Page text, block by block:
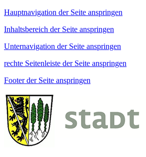
Hauptnavigation der Seite anspringen
Inhaltsbereich der Seite anspringen
Unternavigation der Seite anspringen
rechte Seitenleiste der Seite anspringen
Footer der Seite anspringen